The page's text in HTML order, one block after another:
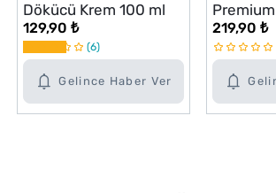
Gelince Haber Ver
Dökücü Krem 100 ml
129,90 ₺
6
Sakal
219,90 ₺